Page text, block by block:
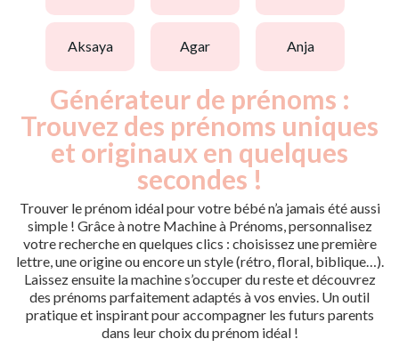
aksaya agar anja
Générateur de prénoms :
Trouvez des prénoms uniques
et originaux en quelques
secondes !
Trouver le prénom idéal pour votre bébé n’a jamais été aussi
simple ! Grâce à notre Machine à Prénoms, personnalisez
votre recherche en quelques clics : choisissez une première
lettre, une origine ou encore un style (rétro, floral, biblique…).
Laissez ensuite la machine s’occuper du reste et découvrez
des prénoms parfaitement adaptés à vos envies. Un outil
pratique et inspirant pour accompagner les futurs parents
dans leur choix du prénom idéal !